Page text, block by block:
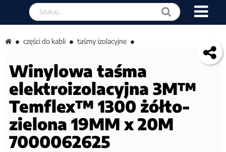
Szukaj w sklepie
części do kabli taśmy izolacyjne
Winylowa taśma
elektroizolacyjna 3M™
Temflex™ 1300 żółto-
zielona 19MM x 20M
7000062625